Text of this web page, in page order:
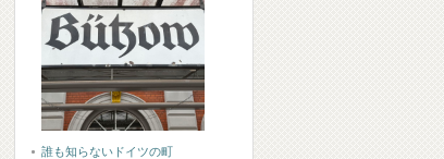
誰も知らないドイツの町